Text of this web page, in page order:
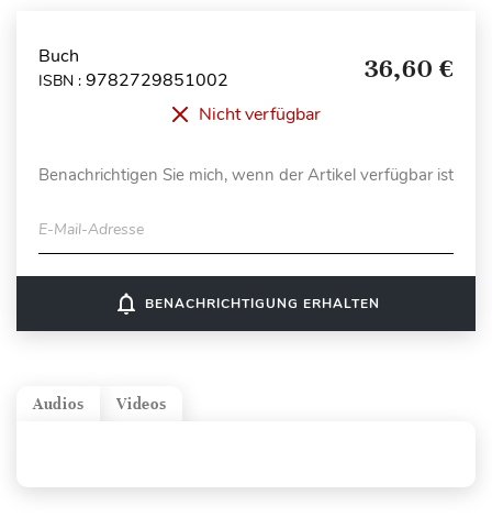
Buch
ISBN : 9782729851002 36,60 €
Nicht verfügbar
Benachrichtigen Sie mich, wenn der Artikel verfügbar ist
E-Mail-Adresse
notifications_none BENACHRICHTIGUNG ERHALTEN
Videos
Audios